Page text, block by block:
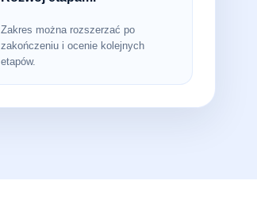
Zakres można rozszerzać po
zakończeniu i ocenie kolejnych
etapów.